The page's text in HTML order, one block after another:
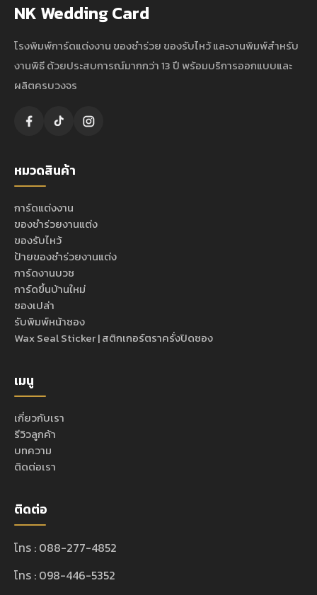
NK Wedding Card
โรงพิมพ์การ์ดแต่งงาน ของชำร่วย ของรับไหว้ และงานพิมพ์สำหรับ
งานพิธี ด้วยประสบการณ์มากกว่า 13 ปี พร้อมบริการออกแบบและ
ผลิตครบวงจร
หมวดสินค้า
การ์ดแต่งงาน
ของชำร่วยงานแต่ง
ของรับไหว้
ป้ายของชำร่วยงานแต่ง
การ์ดงานบวช
การ์ดขึ้นบ้านใหม่
ซองเปล่า
รับพิมพ์หน้าซอง
Wax Seal Sticker | สติกเกอร์ตราครั่งปิดซอง
เมนู
เกี่ยวกับเรา
รีวิวลูกค้า
บทความ
ติดต่อเรา
ติดต่อ
โทร : 088-277-4852
โทร : 098-446-5352